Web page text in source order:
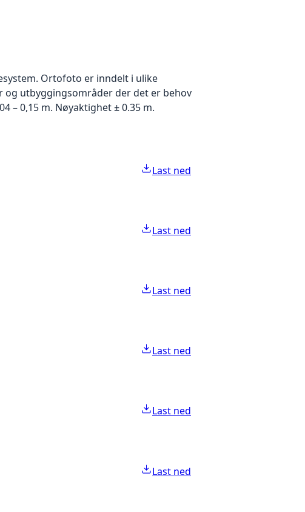
Ortofoto er inndelt i ulike
utbyggingsområder der det er behov
– 0,15 m. Nøyaktighet ± 0.35 m.
Last ned
Last ned
Last ned
Last ned
Last ned
Last ned